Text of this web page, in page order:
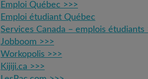
Emploi Québec >>>
Emploi étudiant Québec
Services Canada – emplois étudiants
Jobboom >>>
Workopolis >>>
Kijiji.ca >>>